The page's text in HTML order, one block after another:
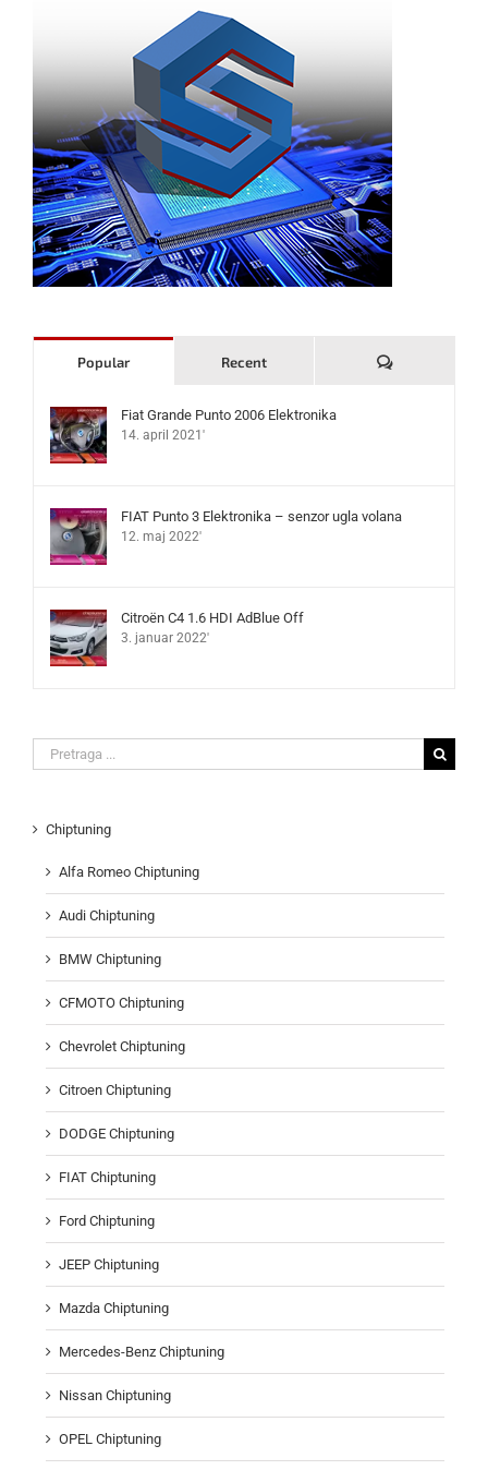
Popular Recent Komentari
Fiat Grande Punto 2006 Elektronika
14. april 2021'
FIAT Punto 3 Elektronika – senzor ugla volana
12. maj 2022'
Citroën C4 1.6 HDI AdBlue Off
3. januar 2022'
Search
for:
Chiptuning
Alfa Romeo Chiptuning
Audi Chiptuning
BMW Chiptuning
CFMOTO Chiptuning
Chevrolet Chiptuning
Citroen Chiptuning
DODGE Chiptuning
FIAT Chiptuning
Ford Chiptuning
JEEP Chiptuning
Mazda Chiptuning
Mercedes-Benz Chiptuning
Nissan Chiptuning
OPEL Chiptuning